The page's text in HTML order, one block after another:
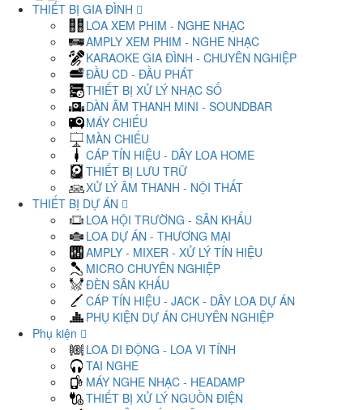
THIẾT BỊ GIA ĐÌNH
LOA XEM PHIM - NGHE NHẠC
AMPLY XEM PHIM - NGHE NHẠC
KARAOKE GIA ĐÌNH - CHUYÊN NGHIỆP
ĐẦU CD - ĐẦU PHÁT
THIẾT BỊ XỬ LÝ NHẠC SỐ
DÀN ÂM THANH MINI - SOUNDBAR
MÁY CHIẾU
MÀN CHIẾU
CÁP TÍN HIỆU - DÂY LOA HOME
THIẾT BỊ LƯU TRỮ
XỬ LÝ ÂM THANH - NỘI THẤT
THIẾT BỊ DỰ ÁN
LOA HỘI TRƯỜNG - SÂN KHẤU
LOA DỰ ÁN - THƯƠNG MẠI
AMPLY - MIXER - XỬ LÝ TÍN HIỆU
MICRO CHUYÊN NGHIỆP
ĐÈN SÂN KHẤU
CÁP TÍN HIỆU - JACK - DÂY LOA DỰ ÁN
PHỤ KIỆN DỰ ÁN CHUYÊN NGHIỆP
Phụ kiện
LOA DI ĐỘNG - LOA VI TÍNH
TAI NGHE
MÁY NGHE NHẠC - HEADAMP
THIẾT BỊ XỬ LÝ NGUỒN ĐIỆN